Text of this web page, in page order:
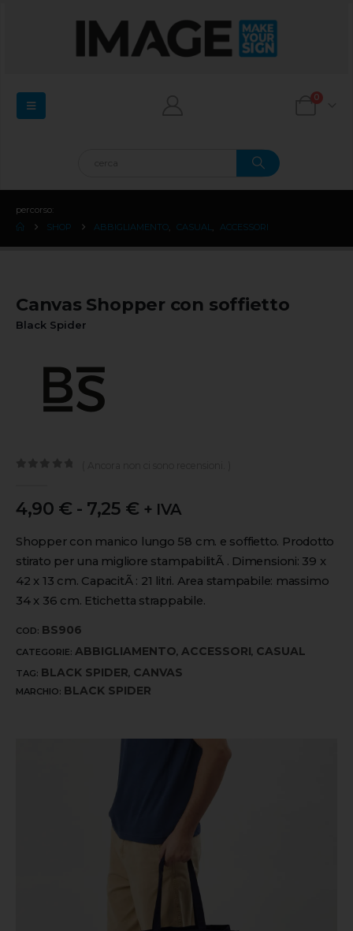
0
percorso:
SHOP
ABBIGLIAMENTO CASUAL ACCESSORI
Canvas Shopper con soffietto
Black Spider
4,90 € - 7,25 € + IVA
Shopper con manico lungo 58 cm. e soffietto. Prodotto
stirato per una migliore stampabilitÃ . Dimensioni: 39 x
42 x 13 cm. CapacitÃ : 21 litri. Area stampabile: massimo
34 x 36 cm. Etichetta strappabile.
COD: BS906
CATEGORIE: ABBIGLIAMENTO, ACCESSORI, CASUAL
TAG: BLACK SPIDER, CANVAS
MARCHIO: BLACK SPIDER